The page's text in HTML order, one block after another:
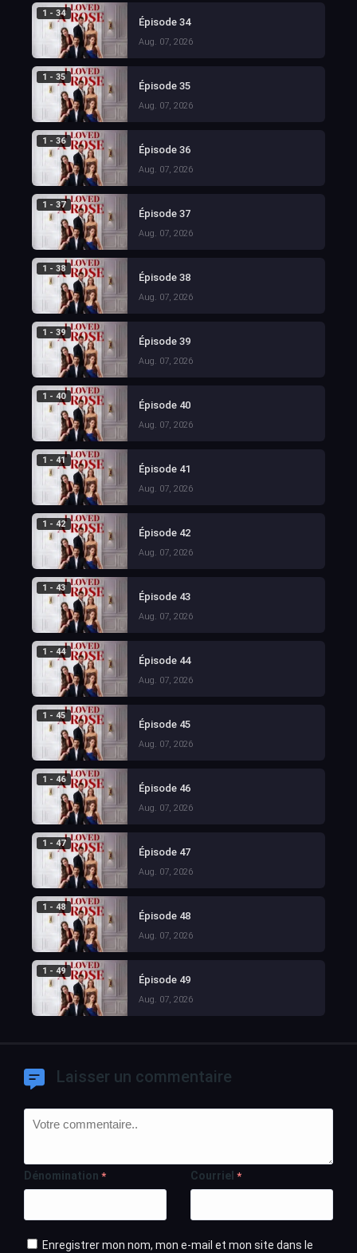
1 - 34
Épisode 34
Aug. 07, 2026
1 - 35
Épisode 35
Aug. 07, 2026
1 - 36
Épisode 36
Aug. 07, 2026
1 - 37
Épisode 37
Aug. 07, 2026
1 - 38
Épisode 38
Aug. 07, 2026
1 - 39
Épisode 39
Aug. 07, 2026
1 - 40
Épisode 40
Aug. 07, 2026
1 - 41
Épisode 41
Aug. 07, 2026
1 - 42
Épisode 42
Aug. 07, 2026
1 - 43
Épisode 43
Aug. 07, 2026
1 - 44
Épisode 44
Aug. 07, 2026
1 - 45
Épisode 45
Aug. 07, 2026
1 - 46
Épisode 46
Aug. 07, 2026
1 - 47
Épisode 47
Aug. 07, 2026
1 - 48
Épisode 48
Aug. 07, 2026
1 - 49
Épisode 49
Aug. 07, 2026
Laisser un commentaire
Dénomination * Courriel *
Enregistrer mon nom, mon e-mail et mon site dans le